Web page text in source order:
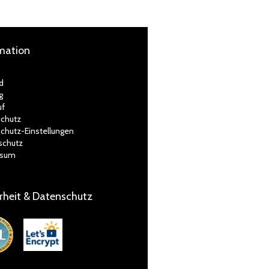
Einstellungen
& Datenschutz